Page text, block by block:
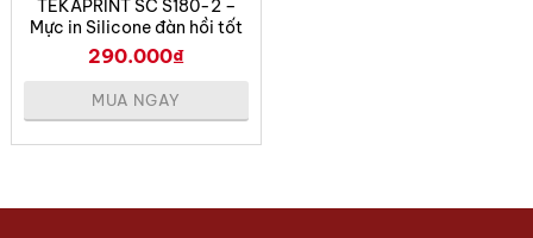
Thời gian sử dụng sau pha
Ứng dụng điển hình
Công dụng chính
In silicone lên các loại vải chứa
TEKAPRINT SC S180-2 –
Mực in Silicone đàn hồi tốt
290.000₫
MUA NGAY